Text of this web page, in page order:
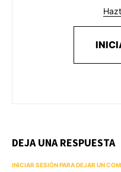
DEJA UNA RESPUESTA
INICIAR SESIÓN PARA DEJAR UN